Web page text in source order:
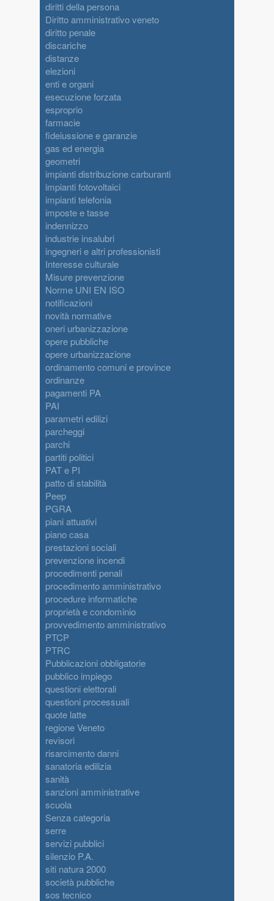
diritti della persona
Diritto amministrativo veneto
diritto penale
discariche
distanze
elezioni
enti e organi
esecuzione forzata
esproprio
farmacie
fideiussione e garanzie
gas ed energia
geometri
impianti distribuzione carburanti
impianti fotovoltaici
impianti telefonia
imposte e tasse
indennizzo
industrie insalubri
ingegneri e altri professionisti
Interesse culturale
Misure prevenzione
Norme UNI EN ISO
notificazioni
novità normative
oneri urbanizzazione
opere pubbliche
opere urbanizzazione
ordinamento comuni e province
ordinanze
pagamenti PA
PAI
parametri edilizi
parcheggi
parchi
partiti politici
PAT e PI
patto di stabilità
Peep
PGRA
piani attuativi
piano casa
prestazioni sociali
prevenzione incendi
procedimenti penali
procedimento amministrativo
procedure informatiche
proprietà e condominio
provvedimento amministrativo
PTCP
PTRC
Pubblicazioni obbligatorie
pubblico impiego
questioni elettorali
questioni processuali
quote latte
regione Veneto
revisori
risarcimento danni
sanatoria edilizia
sanità
sanzioni amministrative
scuola
Senza categoria
serre
servizi pubblici
silenzio P.A.
siti natura 2000
società pubbliche
sos tecnico